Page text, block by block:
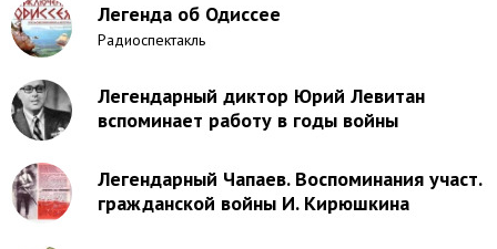
Легенда об Одиссее
Радиоспектакль
Легендарный диктор Юрий Левитан
вспоминает работу в годы войны
Легендарный Чапаев. Воспоминания участ.
гражданской войны И. Кирюшкина